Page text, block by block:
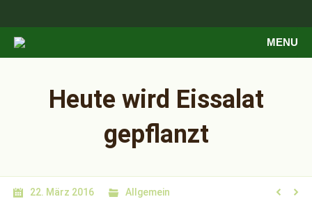
MENU
Heute wird Eissalat
gepflanzt
22. März 2016 Allgemein